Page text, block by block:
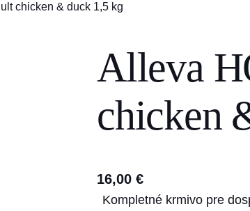
chicken & duck 1,5 kg
Alleva
chicken
16,00 €
Kompletné krmivo pre